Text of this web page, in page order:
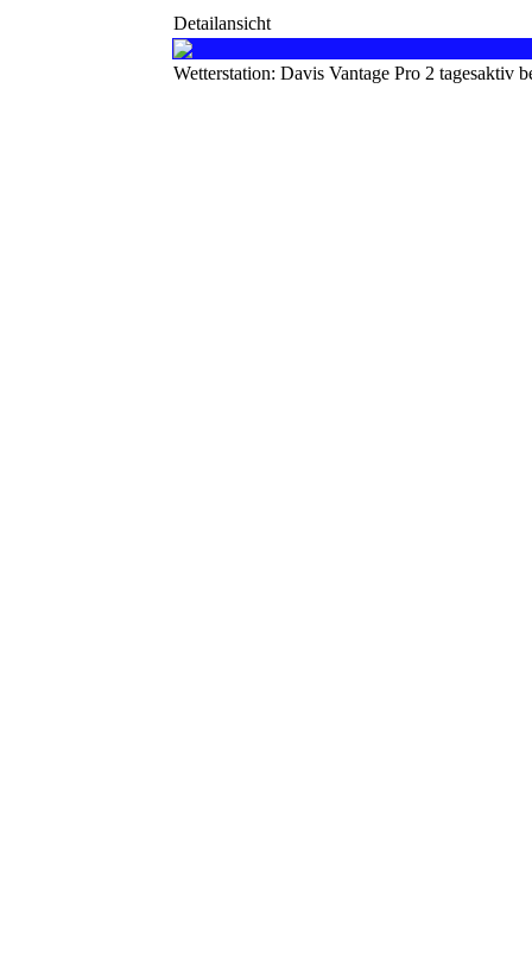
Detailansicht
Wetterstation: Davis Vantage Pro 2